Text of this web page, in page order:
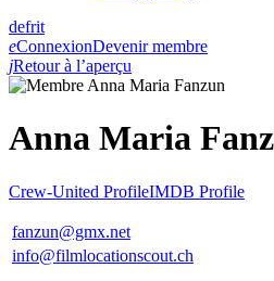
defrit
eConnexionDevenir membre
jRetour à l’aperçu
Anna Maria
Crew-United ProfileIMDB Profile
fanzun@gmx.net
info@filmlocationscout.ch